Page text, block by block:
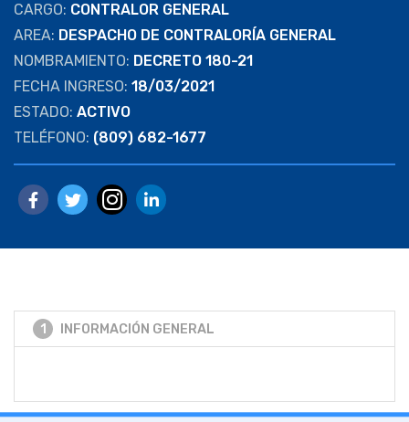
CARGO: CONTRALOR GENERAL
AREA: DESPACHO DE CONTRALORÍA GENERAL
NOMBRAMIENTO: DECRETO 180-21
FECHA INGRESO: 18/03/2021
ESTADO: ACTIVO
TELÉFONO: (809) 682-1677
1 INFORMACIÓN GENERAL